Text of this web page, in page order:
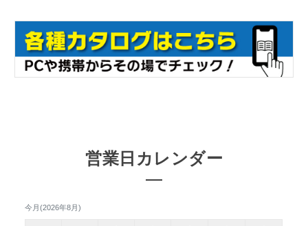
営業日カレンダー
今月(2026年8月)